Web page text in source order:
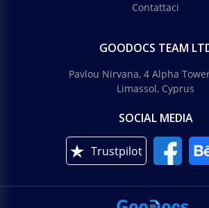
Contattaci
GOODOCS TEAM
Pavlou Nirvana, 4 Alpha
Limassol, Cyprus
SOCIAL MEDIA
Trustpilot